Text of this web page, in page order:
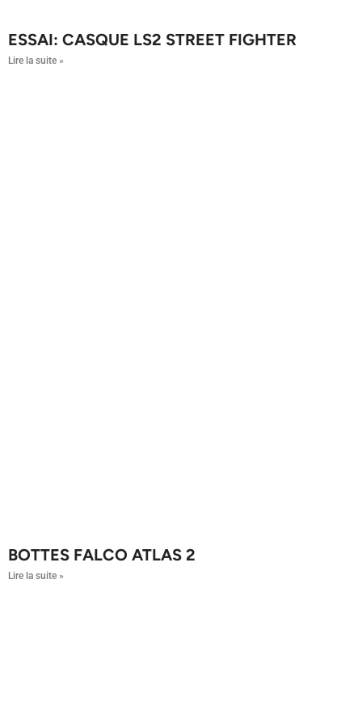
ESSAI: CASQUE LS2 STREET FIGHTER
Lire la suite »
BOTTES FALCO ATLAS 2
Lire la suite »